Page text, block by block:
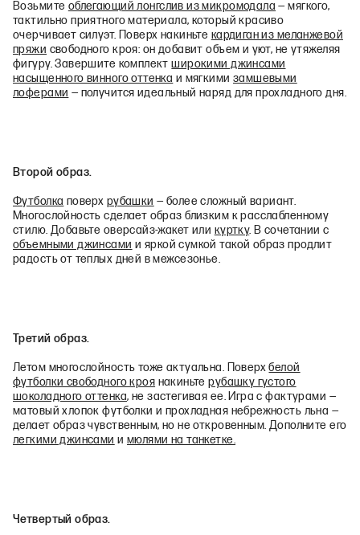
Возьмите облегающий лонгслив из микромодала — мягкого,
тактильно приятного материала, который красиво
очерчивает силуэт. Поверх накиньте кардиган из меланжевой
пряжи свободного кроя: он добавит объем и уют, не утяжеляя
фигуру. Завершите комплектширокими джинсами
насыщенного винного оттенка и мягкими замшевыми
лоферами — получится идеальный наряд для прохладного дня.
Второй образ.
Футболка поверх рубашки — более сложный вариант.
Многослойность сделает образ близким к расслабленному
стилю. Добавьте оверсайз-жакет или куртку. В сочетании с
объемными джинсами и яркой сумкой такой образ продлит
радость от теплых дней в межсезонье.
Третий образ.
Летом многослойность тоже актуальна. Поверхбелой
футболки свободного кроя накиньтерубашку густого
шоколадного оттенка, не застегивая ее. Игра с фактурами —
матовый хлопок футболки и прохладная небрежность льна —
делает образ чувственным, но не откровенным. Дополните его
легкими джинсами и мюлями на танкетке.
Четвертый образ.